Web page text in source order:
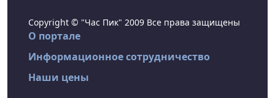
Copyright © "Час Пик" 2009 Все права защищены
О портале
Информационное сотрудничество
Наши цены